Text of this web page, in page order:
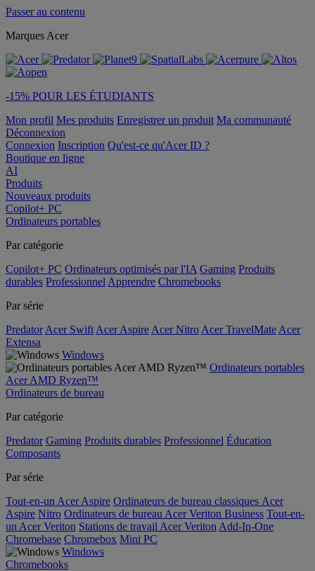
Passer au contenu
Marques Acer
-15% POUR LES ÉTUDIANTS
Mon profil Mes produits Enregistrer un produit Ma communauté
Déconnexion
Connexion Inscription Qu'est-ce qu'Acer ID ?
Boutique en ligne
AI
Produits
Nouveaux produits
Copilot+ PC
Ordinateurs portables
Par catégorie
Copilot+ PC Ordinateurs optimisés par l'IA Gaming Produits
durables Professionnel Apprendre Chromebooks
Par série
Predator Acer Swift Acer Aspire Acer Nitro Acer TravelMate Acer
Extensa
Windows
Ordinateurs portables
Acer AMD Ryzen™
Ordinateurs de bureau
Par catégorie
Predator Gaming Produits durables Professionnel Éducation
Composants
Par série
Tout-en-un Acer Aspire Ordinateurs de bureau classiques Acer
Aspire Nitro Ordinateurs de bureau Acer Veriton Business Tout-en-
un Acer Veriton Stations de travail Acer Veriton Add-In-One
Chromebase Chromebox Mini PC
Windows
Chromebooks